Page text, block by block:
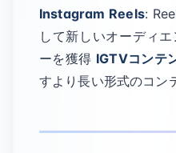
Instagram Reels:
して新しいオーディ
ーを獲得 IGTVコンテ
すより長い形式のコン